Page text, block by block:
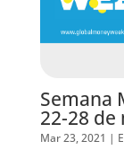
Semana
22-28 de
Mar 23, 2021 |